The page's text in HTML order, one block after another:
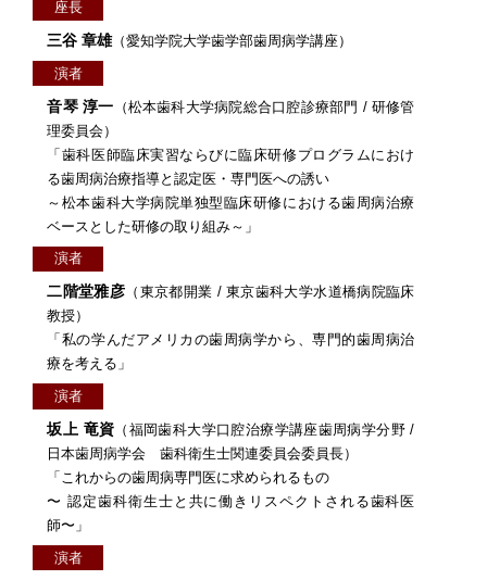
座長
三谷 章雄（愛知学院大学歯学部歯周病学講座）
演者
音琴 淳一 （松本歯科大学病院総合口腔診療部門 / 研修管
理委員会）
「歯科医師臨床実習ならびに臨床研修プログラムにおけ
る歯周病治療指導と認定医・専門医への誘い
～松本歯科大学病院単独型臨床研修における歯周病治療
ベースとした研修の取り組み～」
演者
二階堂雅彦 （東京都開業 / 東京歯科大学水道橋病院臨床
教授）
「私の学んだアメリカの歯周病学から、専門的歯周病治
療を考える」
演者
坂上 竜資 （福岡歯科大学口腔治療学講座歯周病学分野 /
日本歯周病学会 歯科衛生士関連委員会委員長）
「これからの歯周病専門医に求められるもの
〜 認定歯科衛生士と共に働きリスペクトされる歯科医
師〜」
演者